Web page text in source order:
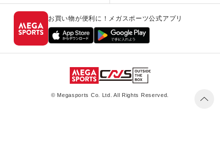
お買い物が便利に！メガスポーツ公式アプリ
© Megasports Co. Ltd. All Rights Reserved.